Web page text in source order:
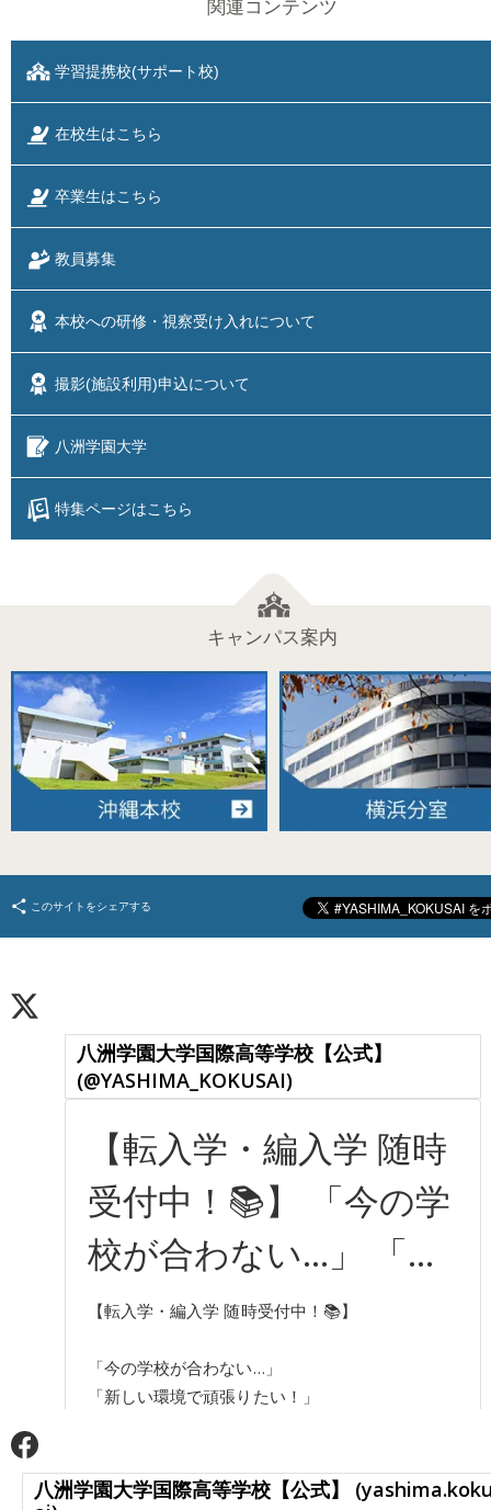
関連コンテンツ
学習提携校(サポート校)
在校生はこちら
卒業生はこちら
教員募集
本校への研修・視察受け入れについて
撮影(施設利用)申込について
八洲学園大学
特集ページはこちら
キャンパス案内
このサイトをシェアする